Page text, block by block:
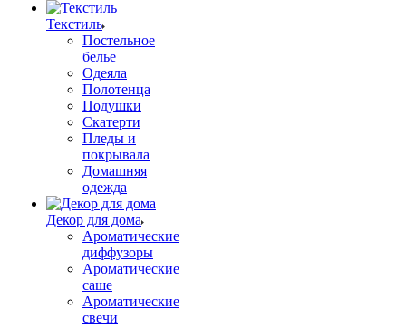
Текстиль
Постельное
белье
Одеяла
Полотенца
Подушки
Скатерти
Пледы и
покрывала
Домашняя
одежда
Декор для дома
Ароматические
диффузоры
Ароматические
саше
Ароматические
свечи